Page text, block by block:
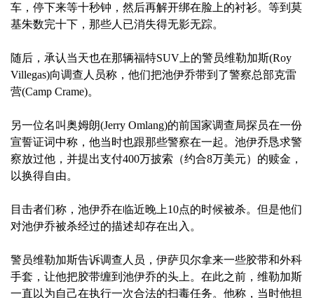
车，停下来等十秒钟，然后再解开绑在脸上的衬衫。等到莫
基朱数完十下，那些人已消失得无影无踪。
随后，承认当天也在那辆福特SUV上的警员维勒加斯(Roy
Villegas)向调查人员称，他们把池伊乔带到了警察总部克雷
营(Camp Crame)。
另一位名叫奥姆朗(Jerry Omlang)的前国家调查局探员在一份
宣誓证词中称，他当时也跟那些警察在一起。池伊乔恳求警
察放过他，并提出支付400万披索（约合8万美元）的赎金，
以换得自由。
目击者们称，池伊乔在临近晚上10点的时候被杀。但是他们
对池伊乔被杀经过的描述却存在出入。
警员维勒加斯告诉调查人员，伊萨贝尔拿来一些胶带和外科
手套，让他把胶带缠到池伊乔的头上。在此之前，维勒加斯
一直以为自己在执行一次合法的扫毒任务。他称，当时他担